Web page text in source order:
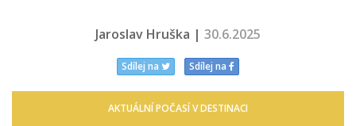
Jaroslav Hruška | 30.6.2025
Sdílej na Sdílej na
AKTUÁLNÍ POČASÍ V DESTINACI